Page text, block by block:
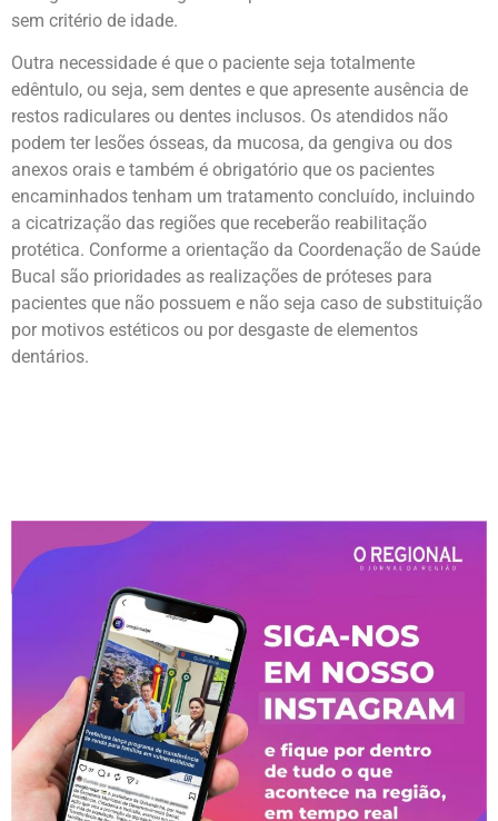
sem critério de idade.
Outra necessidade é que o paciente seja totalmente
edêntulo, ou seja, sem dentes e que apresente ausência de
restos radiculares ou dentes inclusos. Os atendidos não
podem ter lesões ósseas, da mucosa, da gengiva ou dos
anexos orais e também é obrigatório que os pacientes
encaminhados tenham um tratamento concluído, incluindo
a cicatrização das regiões que receberão reabilitação
protética. Conforme a orientação da Coordenação de Saúde
Bucal são prioridades as realizações de próteses para
pacientes que não possuem e não seja caso de substituição
por motivos estéticos ou por desgaste de elementos
dentários.